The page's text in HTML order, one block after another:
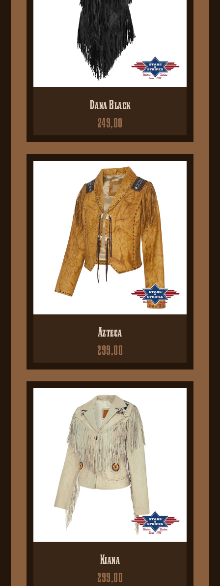
Dana Black
249,00
Azteca
299,00
Kiana
299,00